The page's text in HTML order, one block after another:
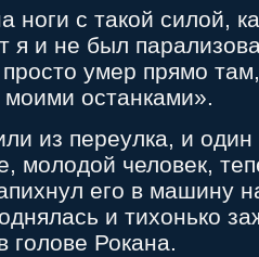
ноги с такой силой,
и не был
умер прямо
останками».
из переулка, и один
молодой человек,
его в машину
и тихонько
голове Рокана.